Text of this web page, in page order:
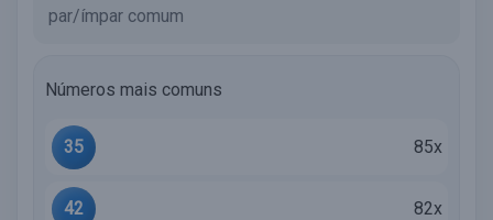
par/ímpar comum
Números mais comuns
35 85x
42 82x